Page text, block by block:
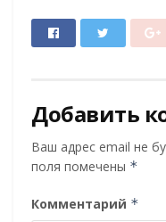
Добавить
Ваш адрес email не
поля помечены *
Комментарий *